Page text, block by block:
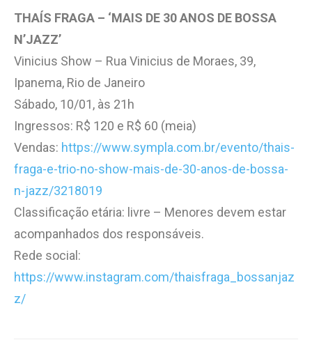
THAÍS FRAGA – ‘MAIS DE 30 ANOS DE BOSSA
N’JAZZ’
Vinicius Show – Rua Vinicius de Moraes, 39,
Ipanema, Rio de Janeiro
Sábado, 10/01, às 21h
Ingressos: R$ 120 e R$ 60 (meia)
Vendas: https://www.sympla.com.br/evento/thais-
fraga-e-trio-no-show-mais-de-30-anos-de-bossa-
n-jazz/3218019
Classificação etária: livre – Menores devem estar
acompanhados dos responsáveis.
Rede social:
https://www.instagram.com/thaisfraga_bossanjaz
z/